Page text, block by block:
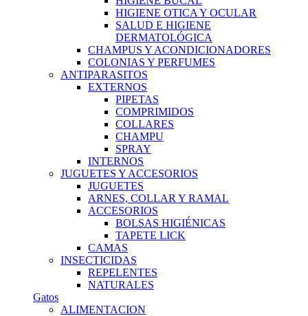
HIGIENE OTICA Y OCULAR
SALUD E HIGIENE
DERMATOLÓGICA
CHAMPUS Y ACONDICIONADORES
COLONIAS Y PERFUMES
ANTIPARASITOS
EXTERNOS
PIPETAS
COMPRIMIDOS
COLLARES
CHAMPU
SPRAY
INTERNOS
JUGUETES Y ACCESORIOS
JUGUETES
ARNES, COLLAR Y RAMAL
ACCESORIOS
BOLSAS HIGIÉNICAS
TAPETE LICK
CAMAS
INSECTICIDAS
REPELENTES
NATURALES
Gatos
ALIMENTACION